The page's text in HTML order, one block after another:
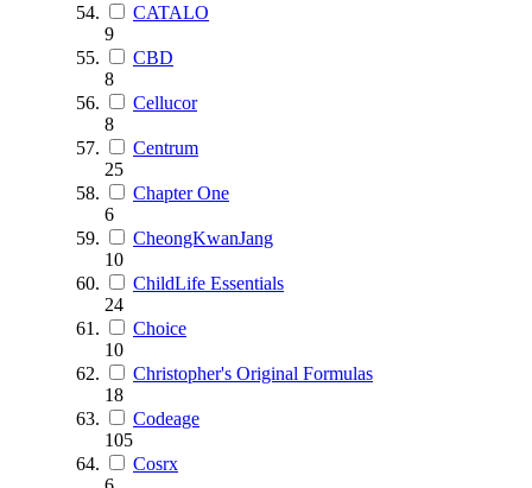
CATALO
9
CBD
8
Cellucor
8
Centrum
25
Chapter One
6
CheongKwanJang
10
ChildLife Essentials
24
Choice
10
Christopher's Original Formulas
18
Codeage
105
Cosrx